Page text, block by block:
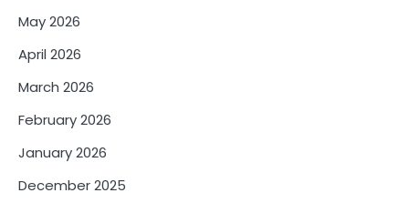
May 2026
April 2026
March 2026
February 2026
January 2026
December 2025